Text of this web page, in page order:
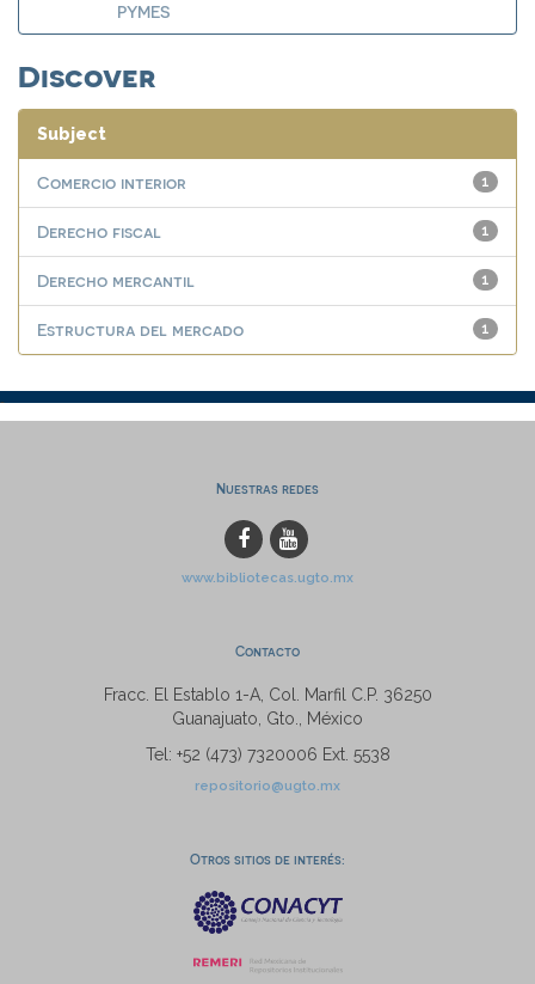
PYMES
Discover
Subject
1
Comercio interior
1
Derecho fiscal
1
Derecho mercantil
1
Estructura del mercado
Nuestras redes
www.bibliotecas.ugto.mx
Contacto
Fracc. El Establo 1-A, Col. Marfil C.P. 36250
Guanajuato, Gto., México
Tel: +52 (473) 7320006 Ext. 5538
repositorio@ugto.mx
Otros sitios de interés: